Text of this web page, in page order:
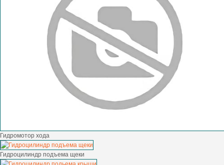
Гидромотор хода
Гидроцилиндр подъема щеки